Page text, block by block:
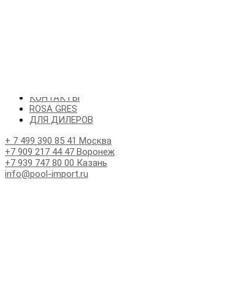
КОНТАКТЫ
ROSA GRES
ДЛЯ ДИЛЕРОВ
+ 7 499 390 85 41 Москва
+7 909 217 44 47 Воронеж
+7 939 747 80 00 Казань
info@pool-import.ru